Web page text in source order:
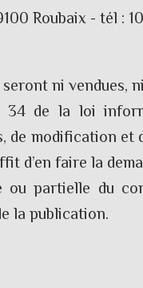
Roubaix - tél :
ni vendues,
34 de la loi
de modification
d’en faire la
ou partielle du
la publication.